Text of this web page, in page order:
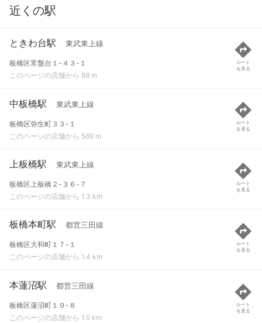
近くの駅
ときわ台駅 東武東上線
板橋区常盤台１-４３-１
このページの店舗から 88 m
ルート
を見る
中板橋駅 東武東上線
板橋区弥生町３３-１
このページの店舗から 569 m
ルート
を見る
上板橋駅 東武東上線
板橋区上板橋２-３６-７
このページの店舗から 1.3 km
ルート
を見る
板橋本町駅 都営三田線
板橋区大和町１７-１
このページの店舗から 1.4 km
ルート
を見る
本蓮沼駅 都営三田線
板橋区蓮沼町１９-８
このページの店舗から 1.5 km
ルート
を見る